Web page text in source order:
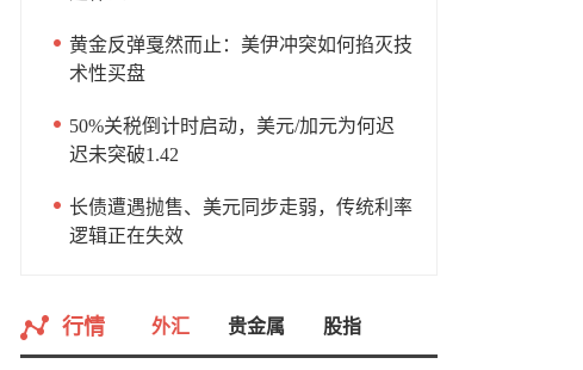
黄金反弹戛然而止：美伊冲突如何掐灭技
术性买盘
50%关税倒计时启动，美元/加元为何迟
迟未突破1.42
长债遭遇抛售、美元同步走弱，传统利率
逻辑正在失效
行情 外汇 贵金属 股指